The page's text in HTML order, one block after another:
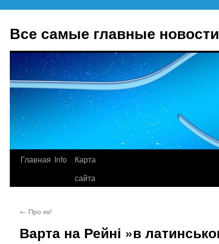
Все самые главные
Перейти
Главная Info
Карта
сайта
← Про як!
Варта на Рейні »в